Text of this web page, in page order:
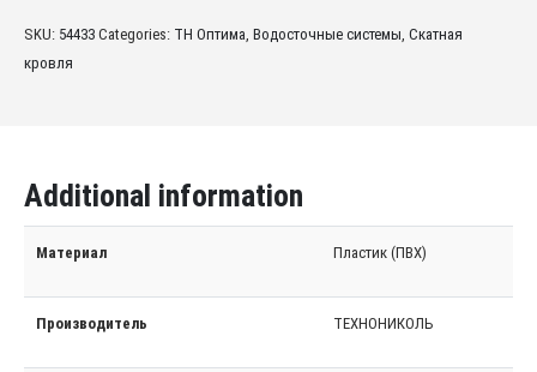
SKU: 54433 Categories: TH Оптима, Водосточные системы, Скатная
кровля
Additional information
Материал Пластик (ПВХ)
Производитель ТЕХНОНИКОЛЬ